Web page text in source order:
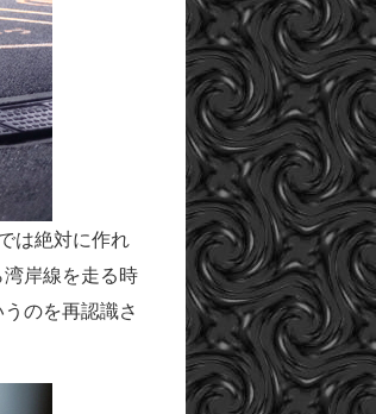
は絶対に作れ
湾岸線を走る時
のを再認識さ